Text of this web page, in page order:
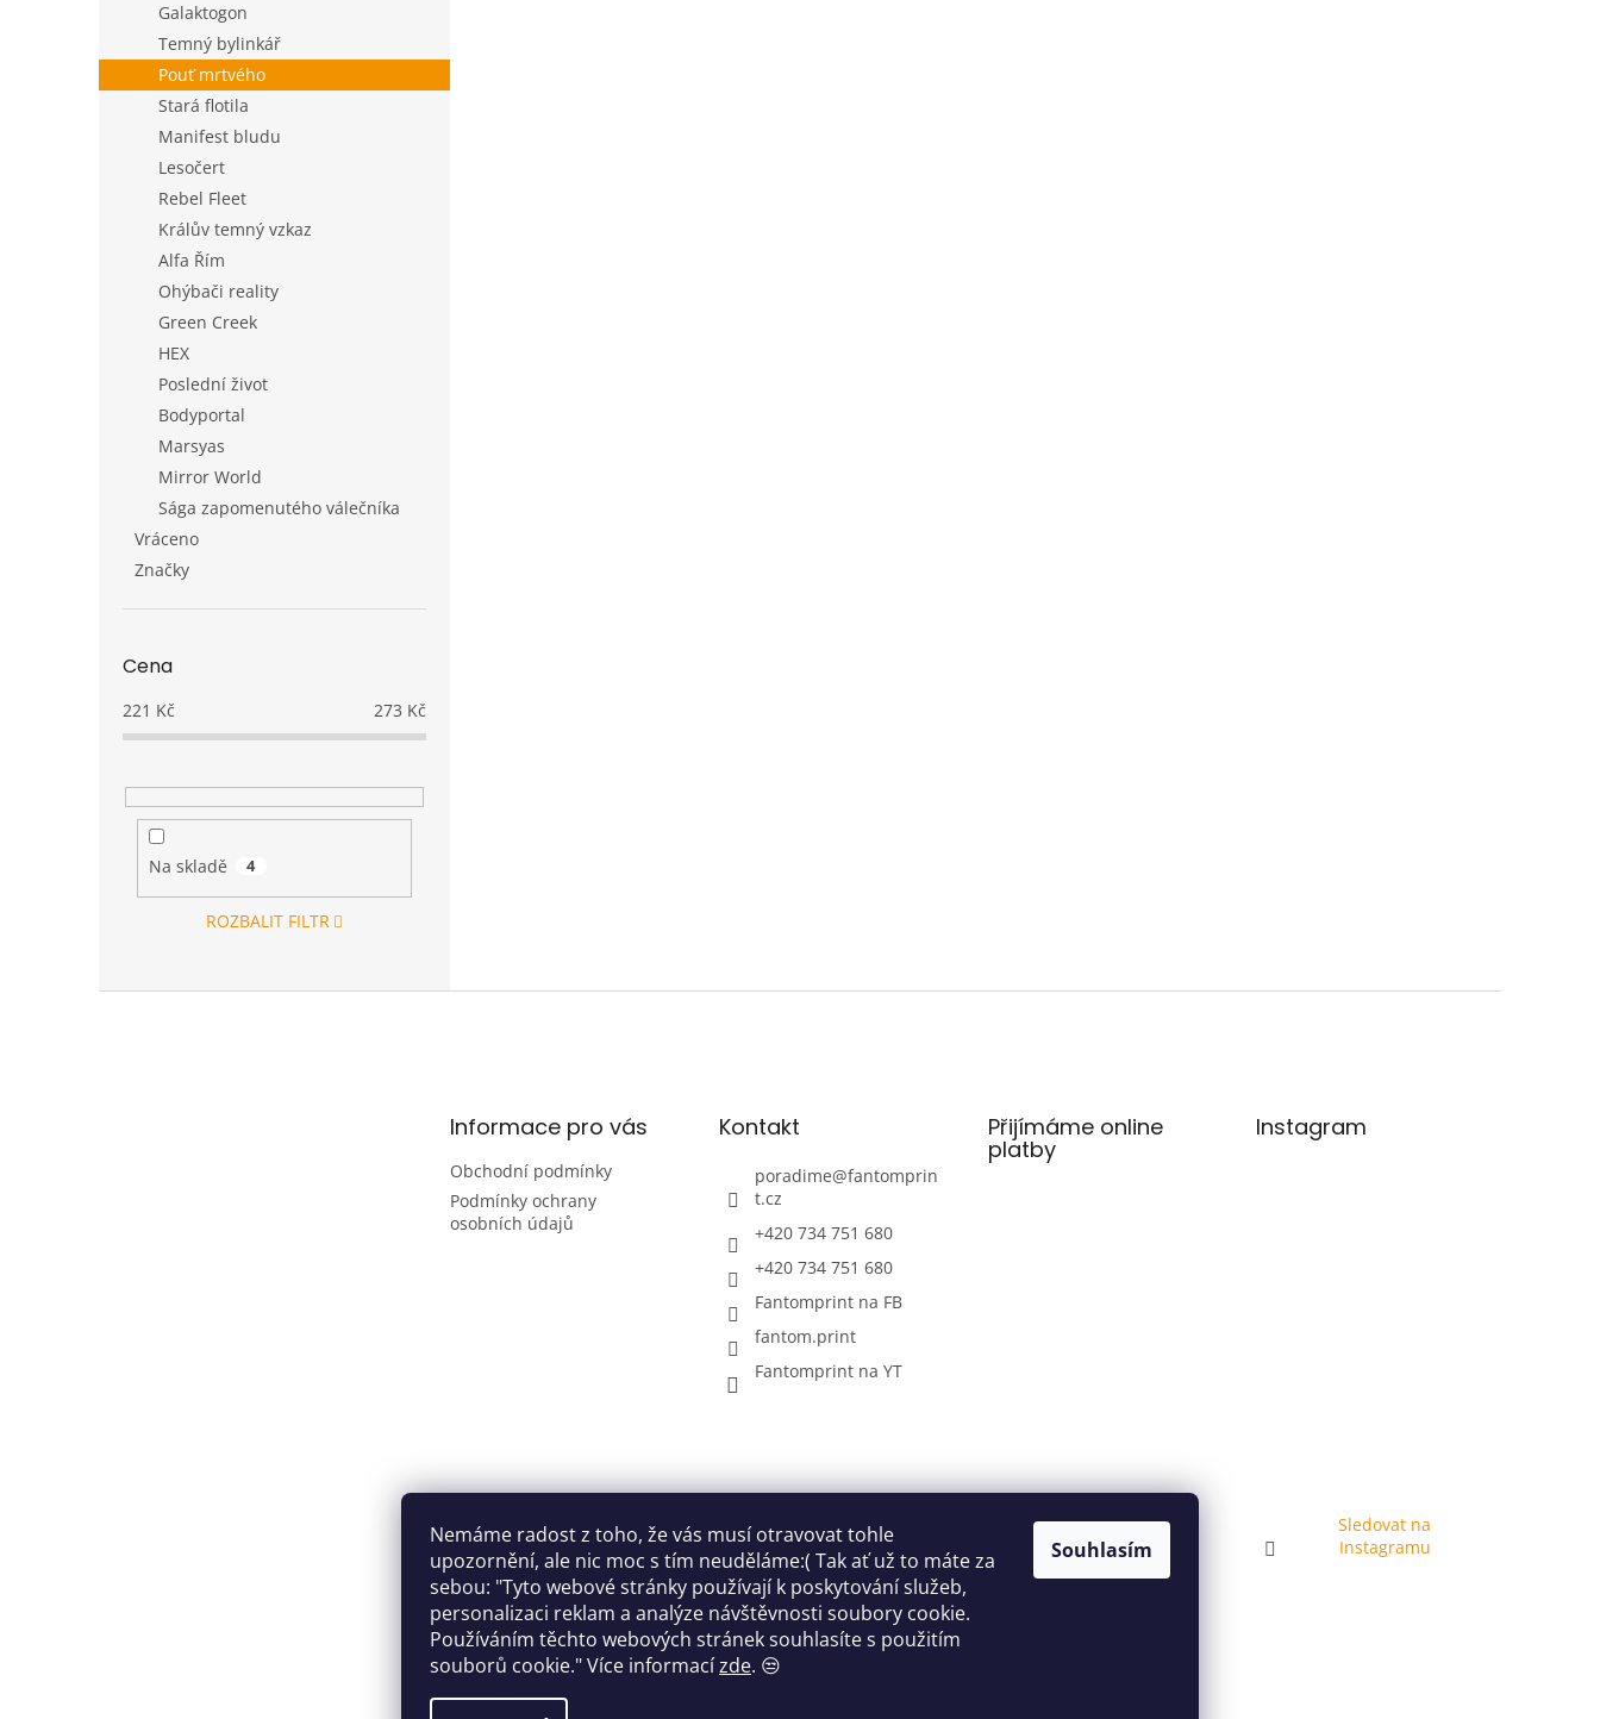
Nemáme radost z toho, že vás musí otravovat tohle
upozornění, ale nic moc s tím neuděláme:( Tak ať už to máte za
sebou: "Tyto webové stránky používají k poskytování služeb,
personalizaci reklam a analýze návštěvnosti soubory cookie.
Používáním těchto webových stránek souhlasíte s použitím
souborů cookie."Více informacízde. 😒
Souhlasím
Galaktogon
Temný bylinkář
Pouť mrtvého
Stará flotila
Manifest bludu
Lesočert
Rebel Fleet
Králův temný vzkaz
Alfa Řím
Ohýbači reality
Green Creek
HEX
Poslední život
Bodyportal
Marsyas
Mirror World
Sága zapomenutého válečníka
Vráceno
Značky
Cena
221 Kč 273 Kč
Na skladě 4
ROZBALIT FILTR
Informace pro vás
Obchodní podmínky
Podmínky ochrany
osobních údajů
Kontakt
poradime@fantomprin
t.cz
+420 734 751 680
+420 734 751 680
Fantomprint na FB
fantom.print
Fantomprint na YT
Přijímáme online
platby
Instagram
Sledovat na
Instagramu
Facebook